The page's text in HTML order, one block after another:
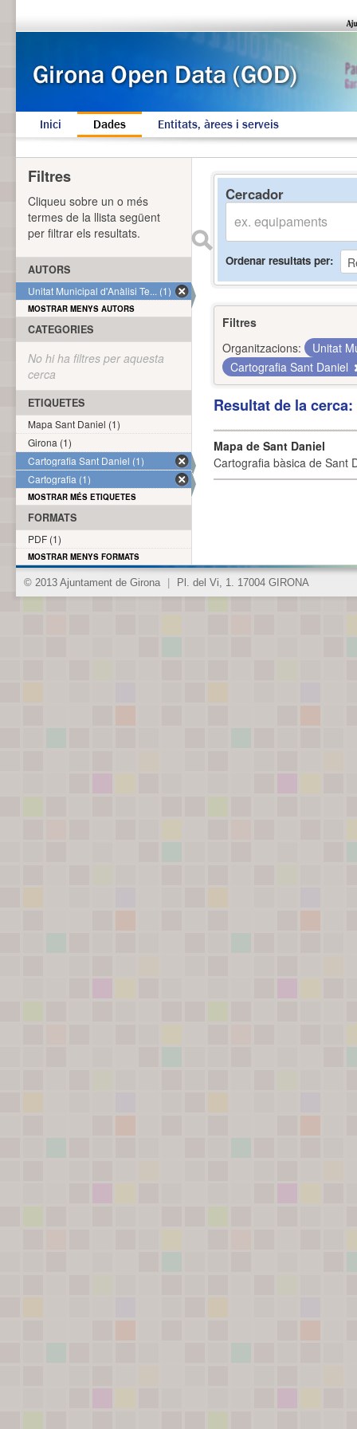
Inici Dades Entitats, àrees i serveis
Cercador
Ordenar resultats per
Filtres
Organitzacions:
Unitat
Cartografia Sant Daniel
Resultat de la
Mapa de Sant Daniel
Cartografia bàsica de Sant
Filtres
Cliqueu sobre un o més
termes de la llista següent
per filtrar els resultats.
AUTORS
Unitat Municipal d'Anàlisi Te... (1)
MOSTRAR MENYS AUTORS
CATEGORIES
No hi ha filtres per aquesta
cerca
ETIQUETES
Mapa Sant Daniel (1)
Girona (1)
Cartografia Sant Daniel (1)
Cartografia (1)
MOSTRAR MÉS ETIQUETES
FORMATS
PDF (1)
MOSTRAR MENYS FORMATS
© 2013 Ajuntament de Girona Pl. del Vi, 1. 17004 GIRONA